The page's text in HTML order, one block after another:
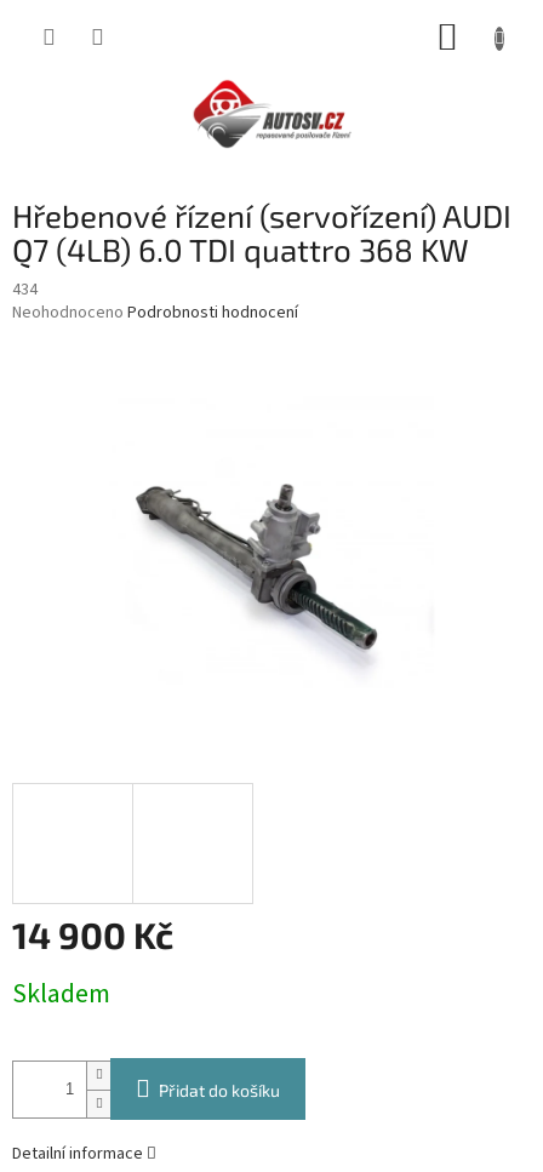
Hřebenové řízení (servořízení) AUDI
Q7 (4LB) 6.0 TDI quattro 368 KW
434
Průměrné
Neohodnoceno Podrobnosti hodnocení
14 900 Kč
cena:
Skladem
Přidat do košíku
Detailní informace